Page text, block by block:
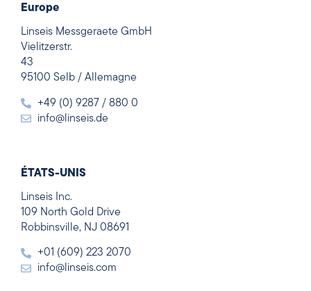
Europe
Linseis Messgeraete GmbH
Vielitzerstr.
43
95100 Selb / Allemagne
+49 (0) 9287 / 880 0
info@linseis.de
ÉTATS-UNIS
Linseis Inc.
109 North Gold Drive
Robbinsville, NJ 08691
+01 (609) 223 2070
info@linseis.com